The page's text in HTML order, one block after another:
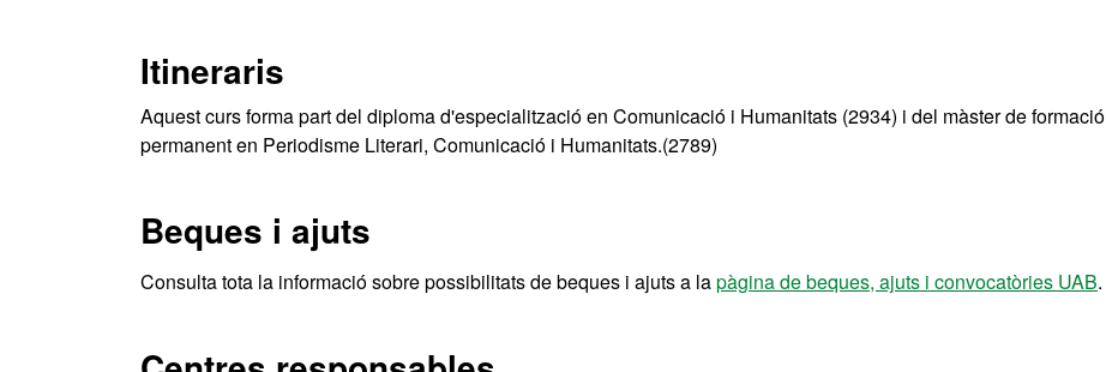
Itineraris
Aquest curs forma part del diploma d'especialització en Comunicació i Humanitats (2934) i del màster de formació
permanent en Periodisme Literari, Comunicació i Humanitats.(2789)
Beques i ajuts
Consulta tota la informació sobre possibilitats de beques i ajuts a lapàgina de beques, ajuts i convocatòries UAB.